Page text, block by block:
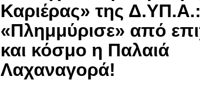
Καριέρας» της Δ.ΥΠ.Α.:
«Πλημμύρισε» από
και κόσμο η Παλαιά
Λαχαναγορά!